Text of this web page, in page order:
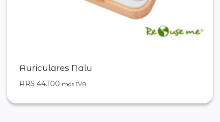
Auriculares Nalu
ARS 44.100 más IVA